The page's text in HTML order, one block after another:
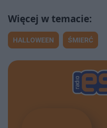
HALLOWEEN ŚMIERĆ